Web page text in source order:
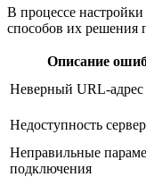
В процессе
способов их решения
Описание
Неверный URL-адрес
Недоступность
Неправильные
подключения